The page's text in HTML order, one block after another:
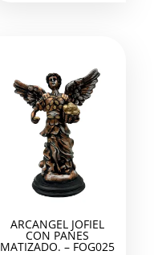
ARCANGEL JOFIEL
CON PANES
MATIZADO. – FOG025